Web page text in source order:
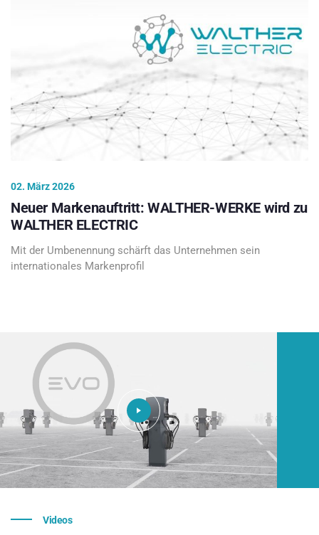
02. März 2026
Neuer Markenauftritt: WALTHER-WERKE wird zu
WALTHER ELECTRIC
Mit der Umbenennung schärft das Unternehmen sein
internationales Markenprofil
Videos